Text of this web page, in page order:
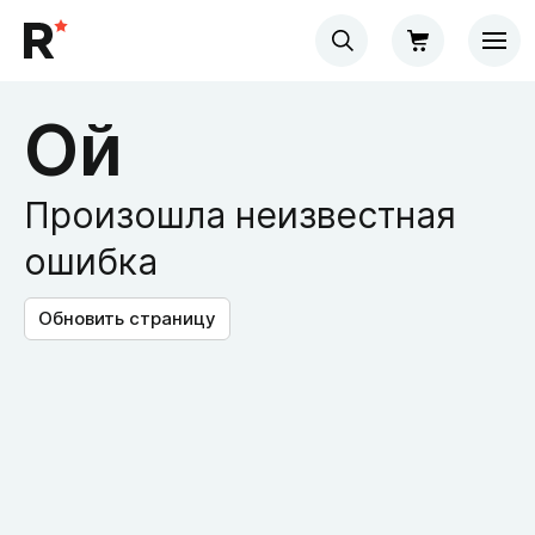
Ой
Произошла неизвестная
ошибка
Обновить страницу